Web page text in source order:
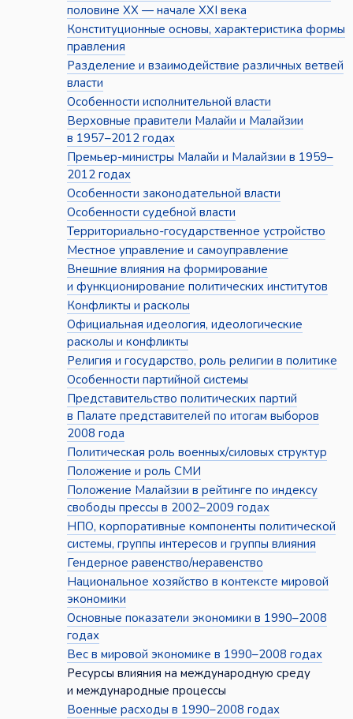
половине XX — начале XXI века
Конституционные основы, характеристика формы
правления
Разделение и взаимодействие различных ветвей
власти
Особенности исполнительной власти
Верховные правители Малайи и Малайзии
в 1957–2012 годах
Премьер-министры Малайи и Малайзии в 1959–
2012 годах
Особенности законодательной власти
Особенности судебной власти
Территориально-государственное устройство
Местное управление и самоуправление
Внешние влияния на формирование
и функционирование политических институтов
Конфликты и расколы
Официальная идеология, идеологические
расколы и конфликты
Религия и государство, роль религии в политике
Особенности партийной системы
Представительство политических партий
в Палате представителей по итогам выборов
2008 года
Политическая роль военных/силовых структур
Положение и роль СМИ
Положение Малайзии в рейтинге по индексу
свободы прессы в 2002–2009 годах
НПО, корпоративные компоненты политической
системы, группы интересов и группы влияния
Гендерное равенство/неравенство
Национальное хозяйство в контексте мировой
экономики
Основные показатели экономики в 1990–2008
годах
Вес в мировой экономике в 1990–2008 годах
Ресурсы влияния на международную среду
и международные процессы
Военные расходы в 1990–2008 годах